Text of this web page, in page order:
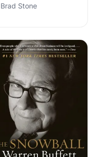
Brad Stone